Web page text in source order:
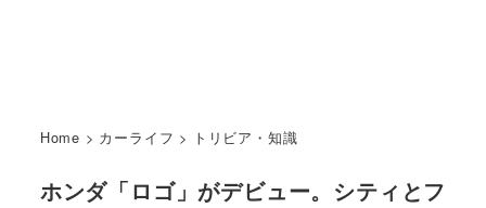
Home > カーライフ > トリビア・知識
ホンダ「ロゴ」がデビュー。シティとフ